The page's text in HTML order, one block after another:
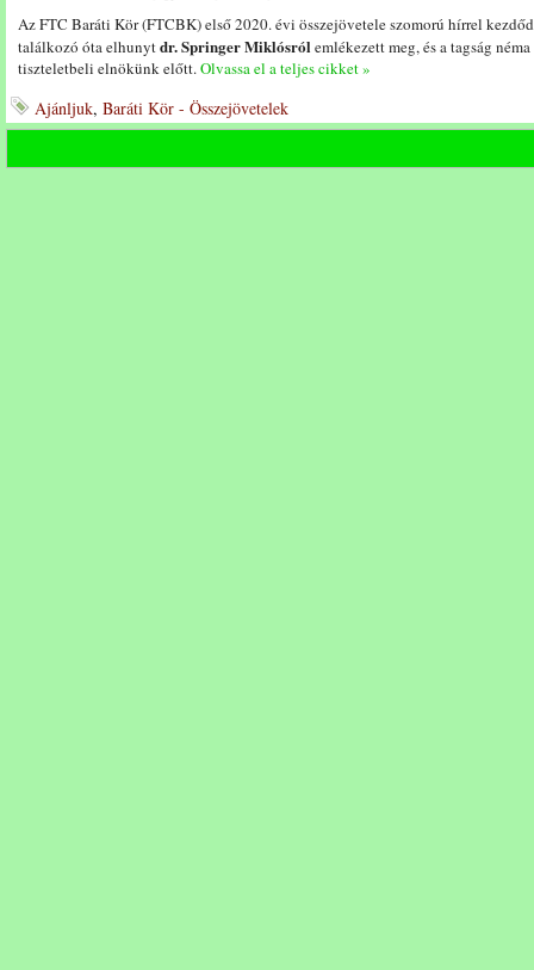
Az FTC Baráti Kör (FTCBK) első 2020. évi összejövetele szomorú hírrel
találkozó óta elhunytdr. Springer Miklósrólemlékezett meg, és a tagság
tiszteletbeli elnökünk előtt.Olvassa el a teljes cikket »
Ajánljuk, Baráti Kör - Összejövetelek